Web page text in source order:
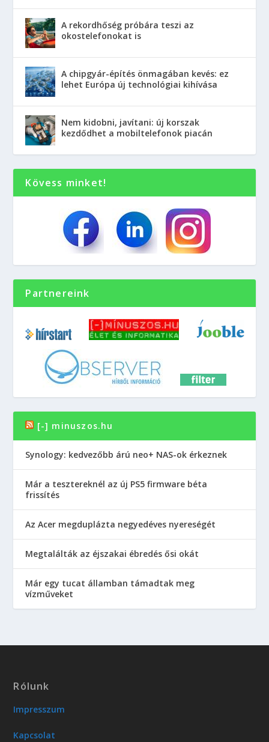
A rekordhőség próbára teszi az
okostelefonokat is
A chipgyár-építés önmagában kevés: ez
lehet Európa új technológiai kihívása
Nem kidobni, javítani: új korszak
kezdődhet a mobiltelefonok piacán
Kövess minket!
Partnereink
[-] minuszos.hu
Synology: kedvezőbb árú neo+ NAS-ok érkeznek
Már a tesztereknél az új PS5 firmware béta
frissítés
Az Acer megduplázta negyedéves nyereségét
Megtalálták az éjszakai ébredés ősi okát
Már egy tucat államban támadtak meg
vízműveket
Rólunk
Impresszum
Kapcsolat